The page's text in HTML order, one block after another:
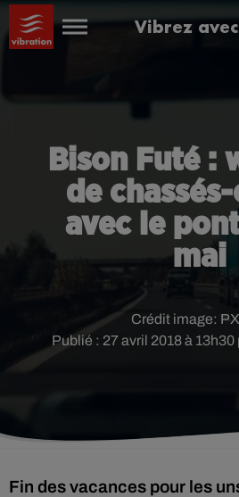
Vibrez
Bison Futé :
de
avec le
mai
Publié : 27 avril 2018 à
Crédit image:
Fin des vacances pour les